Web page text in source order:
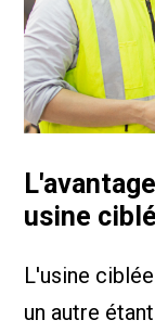
usine
L'usine
un autre